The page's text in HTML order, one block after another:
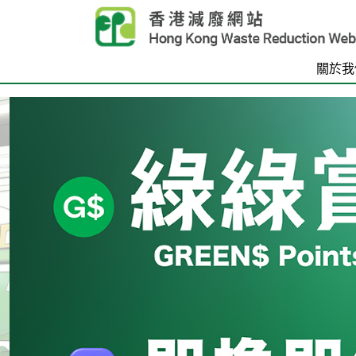
Skip to main content
關於
首頁
Carousel Item
Text